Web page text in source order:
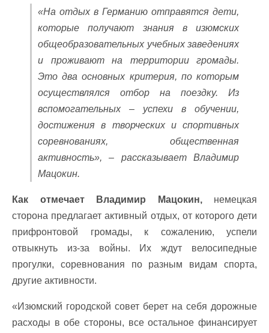
«На отдых в Германию отправятся дети,
которые получают знания в изюмских
общеобразовательных учебных заведениях
и проживают на территории громады.
Это два основных критерия, по которым
осуществлялся отбор на поездку. Из
вспомогательных – успехи в обучении,
достижения в творческих и спортивных
соревнованиях, общественная
активность», – рассказывает Владимир
Мацокин.
Как отмечает Владимир Мацокин,немецкая
сторона предлагает активный отдых, от которого дети
прифронтовой громады, к сожалению, успели
отвыкнуть из-за войны. Их ждут велосипедные
прогулки, соревнования по разным видам спорта,
другие активности.
«Изюмский городской совет берет на себя дорожные
расходы в обе стороны, все остальное финансирует